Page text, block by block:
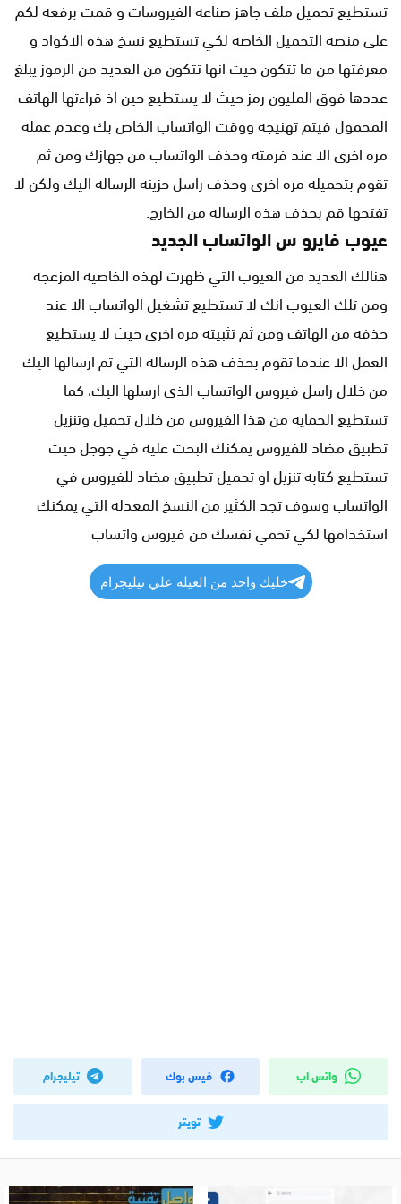
تستطيع تحميل ملف جاهز صناعه الفيروسات و قمت برفعه لكم
على منصه التحميل الخاصه لكي تستطيع نسخ هذه الاكواد و
معرفتها من ما تتكون حيث انها تتكون من العديد من الرموز يبلغ
عددها فوق المليون رمز حيث لا يستطيع حين اذ قراءتها الهاتف
المحمول فيتم تهنيجه ووقت الواتساب الخاص بك وعدم عمله
مره اخرى الا عند فرمته وحذف الواتساب من جهازك ومن ثم
تقوم بتحميله مره اخرى وحذف راسل حزينه الرساله اليك ولكن لا
تفتحها قم بحذف هذه الرساله من الخارج.
عيوب فايرو س الواتساب الجديد
هنالك العديد من العيوب التي ظهرت لهذه الخاصيه المزعجه
ومن تلك العيوب انك لا تستطيع تشغيل الواتساب الا عند
حذفه من الهاتف ومن ثم تثبيته مره اخرى حيث لا يستطيع
العمل الا عندما تقوم بحذف هذه الرساله التي تم ارسالها اليك
من خلال راسل فيروس الواتساب الذي ارسلها اليك، كما
تستطيع الحمايه من هذا الفيروس من خلال تحميل وتنزيل
تطبيق مضاد للفيروس يمكنك البحث عليه في جوجل حيث
تستطيع كتابه تنزيل او تحميل تطبيق مضاد للفيروس في
الواتساب وسوف تجد الكثير من النسخ المعدله التي يمكنك
استخدامها لكي تحمي نفسك من فيروس واتساب
خليك واحد من العيله علي تيليجرام
واتس اب فيس بوك تيليجرام
تويتر